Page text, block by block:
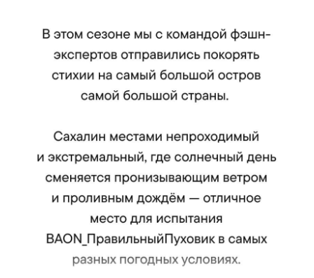
кармана для удобства. Куртка мужская на пуху
сочетает в себе практичность,
универсальность, лаконичный дизайн и
отличные теплозащитные качества. Подойдет
для комфортных образов в стиле city-casual
на каждый день. Модель представлена в